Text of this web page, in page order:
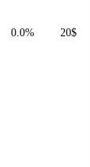
20$
0.0%